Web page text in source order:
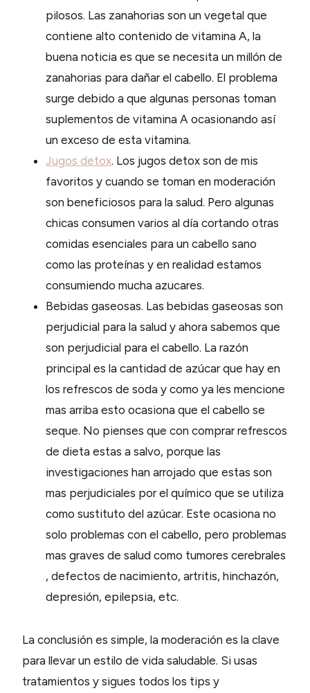
pilosos. Las zanahorias son un vegetal que
contiene alto contenido de vitamina A, la
buena noticia es que se necesita un millón de
zanahorias para dañar el cabello. El problema
surge debido a que algunas personas toman
suplementos de vitamina A ocasionando así
un exceso de esta vitamina.
Jugos detox. Los jugos detox son de mis
favoritos y cuando se toman en moderación
son beneficiosos para la salud. Pero algunas
chicas consumen varios al día cortando otras
comidas esenciales para un cabello sano
como las proteínas y en realidad estamos
consumiendo mucha azucares.
Bebidas gaseosas. Las bebidas gaseosas son
perjudicial para la salud y ahora sabemos que
son perjudicial para el cabello. La razón
principal es la cantidad de azúcar que hay en
los refrescos de soda y como ya les mencione
mas arriba esto ocasiona que el cabello se
seque. No pienses que con comprar refrescos
de dieta estas a salvo, porque las
investigaciones han arrojado que estas son
mas perjudiciales por el químico que se utiliza
como sustituto del azúcar. Este ocasiona no
solo problemas con el cabello, pero problemas
mas graves de salud como tumores cerebrales
, defectos de nacimiento, artritis, hinchazón,
depresión, epilepsia, etc.
La conclusión es simple, la moderación es la clave
para llevar un estilo de vida saludable. Si usas
tratamientos y sigues todos los tips y